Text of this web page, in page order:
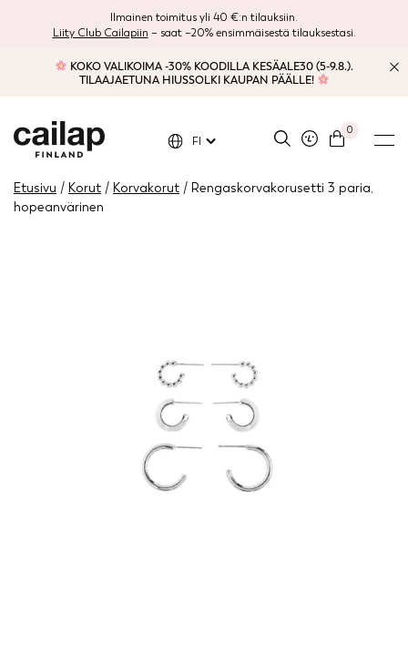
Ilmainen toimitus yli 40 €:n tilauksiin.
Liity Club Cailapiin – saat –20% ensimmäisestä tilauksestasi.
KOKO VALIKOIMA -30% KOODILLA KESÄALE30 (5-9.8.).
TILAAJAETUNA HIUSSOLKI KAUPAN PÄÄLLE!
0
FI
Etusivu / Korut / Korvakorut / Rengaskorvakorusetti 3 paria,
hopeanvärinen